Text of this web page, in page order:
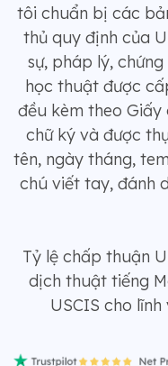
tôi chuẩn bị các
thủ quy định của
sự, pháp lý,
học thuật được
đều kèm theo Giấy
chữ ký và được
tên, ngày tháng,
chú viết tay, đánh
Tỷ lệ chấp thuận
dịch thuật tiếng
USCIS cho